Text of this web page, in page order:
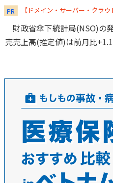
PR 【ドメイン・サーバー・クラ
財政省傘下統計局(NSO)の
売売上高(推定値)は前月比